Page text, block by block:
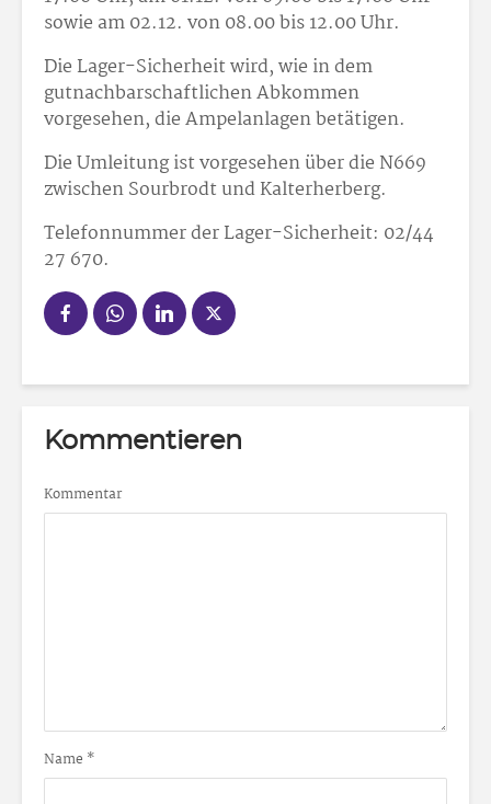
sowie am 02.12. von 08.00 bis 12.00 Uhr.
Die Lager-Sicherheit wird, wie in dem
gutnachbarschaftlichen Abkommen
vorgesehen, die Ampelanlagen betätigen.
Die Umleitung ist vorgesehen über die N669
zwischen Sourbrodt und Kalterherberg.
Telefonnummer der Lager-Sicherheit: 02/44
27 670.
Kommentieren
Kommentar
Name *